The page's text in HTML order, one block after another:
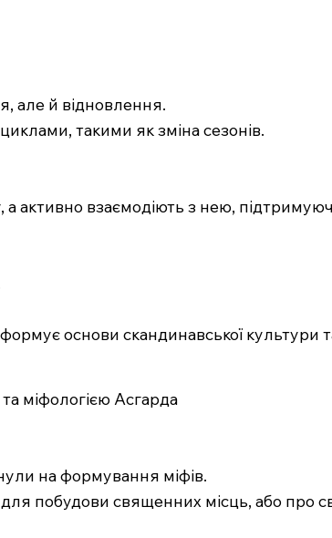
але й відновлення.
такими як зміна сезонів.
взаємодіють з нею,
основи скандинавської культури
міфологією Асгарда
на формування міфів.
побудови священних місць, або про